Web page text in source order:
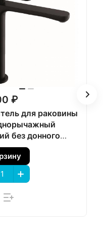
₽
для раковины
без донного
матовый